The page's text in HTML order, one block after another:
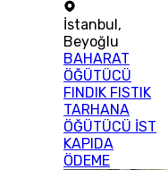
İstanbul,
Beyoğlu
BAHARAT
ÖĞÜTÜCÜ
FINDIK FISTIK
TARHANA
ÖĞÜTÜCÜ İST
KAPIDA
ÖDEME